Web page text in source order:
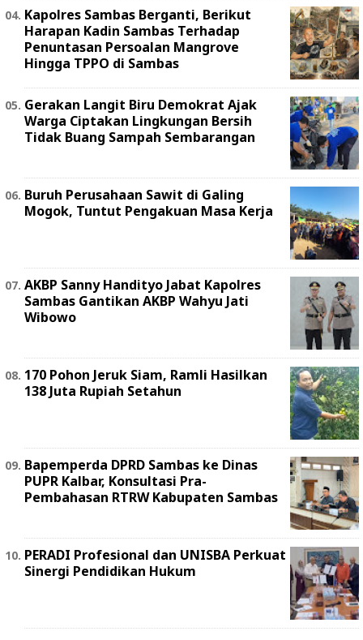
Kapolres Sambas Berganti, Berikut
Harapan Kadin Sambas Terhadap
Penuntasan Persoalan Mangrove
Hingga TPPO di Sambas
Gerakan Langit Biru Demokrat Ajak
Warga Ciptakan Lingkungan Bersih
Tidak Buang Sampah Sembarangan
Buruh Perusahaan Sawit di Galing
Mogok, Tuntut Pengakuan Masa Kerja
AKBP Sanny Handityo Jabat Kapolres
Sambas Gantikan AKBP Wahyu Jati
Wibowo
170 Pohon Jeruk Siam, Ramli Hasilkan
138 Juta Rupiah Setahun
Bapemperda DPRD Sambas ke Dinas
PUPR Kalbar, Konsultasi Pra-
Pembahasan RTRW Kabupaten Sambas
PERADI Profesional dan UNISBA Perkuat
Sinergi Pendidikan Hukum